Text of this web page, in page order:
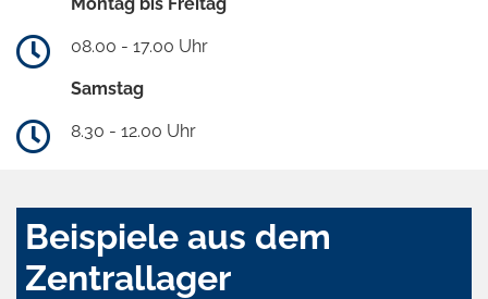
08.00 - 17.00 Uhr
Samstag
8.30 - 12.00 Uhr
Beispiele aus dem
Zentrallager